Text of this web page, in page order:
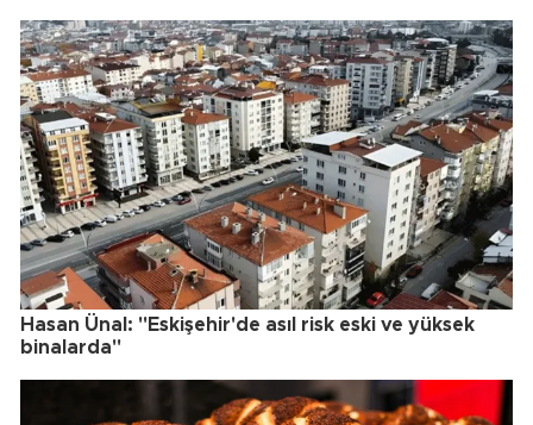
Hasan Ünal: "Eskişehir'de asıl risk eski ve yüksek
binalarda"